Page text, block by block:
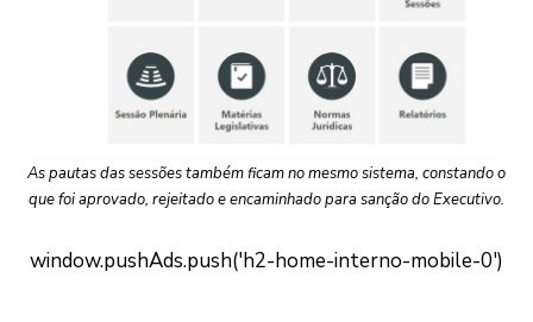
As pautas das sessões também ficam no mesmo sistema, constando o
que foi aprovado, rejeitado e encaminhado para sanção do Executivo.